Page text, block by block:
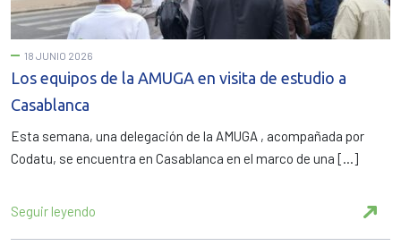
18 JUNIO 2026
Los equipos de la AMUGA en visita de estudio a
Casablanca
Esta semana, una delegación de la AMUGA , acompañada por
Codatu, se encuentra en Casablanca en el marco de una […]
Seguir leyendo